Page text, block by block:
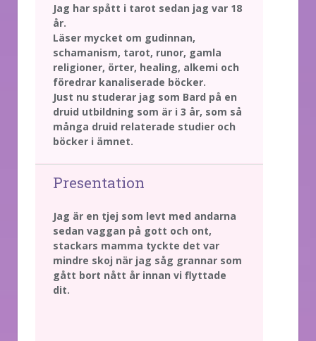
Jag har spått i tarot sedan jag var 18
år.
Läser mycket om gudinnan,
schamanism, tarot, runor, gamla
religioner, örter, healing, alkemi och
föredrar kanaliserade böcker.
Just nu studerar jag som Bard på en
druid utbildning som är i 3 år, som så
många druid relaterade studier och
böcker i ämnet.
Presentation
Jag är en tjej som levt med andarna
sedan vaggan på gott och ont,
stackars mamma tyckte det var
mindre skoj när jag såg grannar som
gått bort nått år innan vi flyttade
dit.